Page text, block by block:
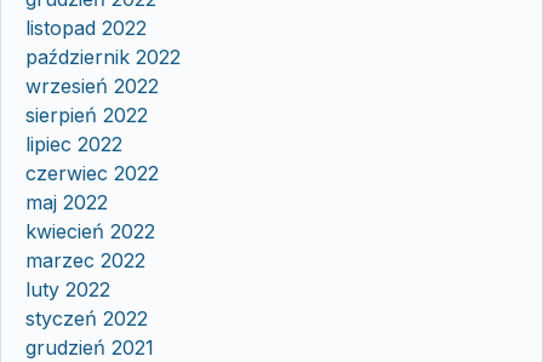
listopad 2022
październik 2022
wrzesień 2022
sierpień 2022
lipiec 2022
czerwiec 2022
maj 2022
kwiecień 2022
marzec 2022
luty 2022
styczeń 2022
grudzień 2021